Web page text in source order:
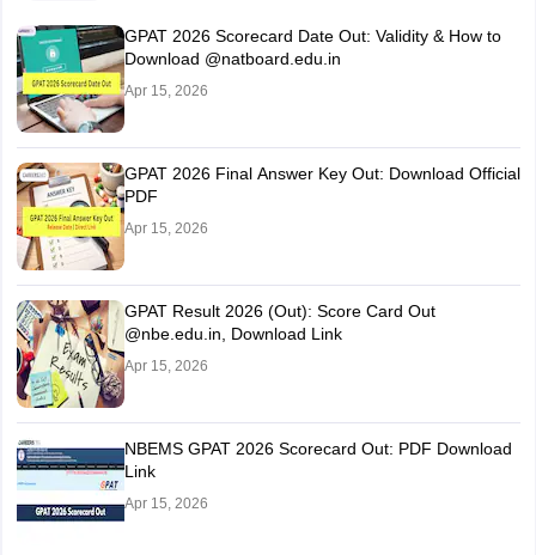
GPAT 2026 Scorecard Date Out: Validity & How to
Download @natboard.edu.in
Apr 15, 2026
GPAT 2026 Final Answer Key Out: Download Official
PDF
Apr 15, 2026
GPAT Result 2026 (Out): Score Card Out
@nbe.edu.in, Download Link
Apr 15, 2026
NBEMS GPAT 2026 Scorecard Out: PDF Download
Link
Apr 15, 2026